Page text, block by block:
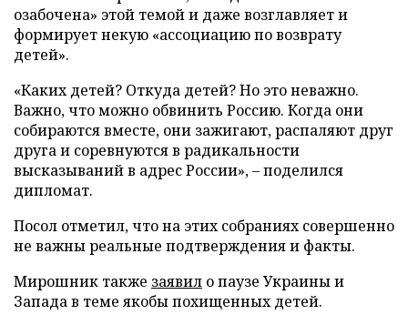
озабочена» этой темой и даже возглавляет и
формирует некую «ассоциацию по возврату
детей».
«Каких детей? Откуда детей? Но это неважно.
Важно, что можно обвинить Россию. Когда они
собираются вместе, они зажигают, распаляют друг
друга и соревнуются в радикальности
высказываний в адрес России», – поделился
дипломат.
Посол отметил, что на этих собраниях совершенно
не важны реальные подтверждения и факты.
Мирошник также заявил о паузе Украины и
Запада в теме якобы похищенных детей.